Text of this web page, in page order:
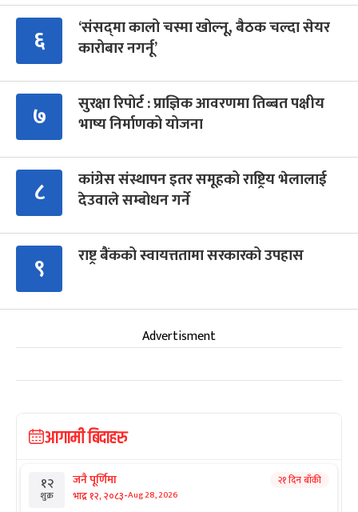
६
‘संसद्‍मा कालो चस्मा खोल्नू, बैठक चल्दा सेयर
कारोबार नगर्नू’
७
सुरक्षा रिपोर्ट : प्राज्ञिक आवरणमा तिब्बत पक्षीय
भाष्य निर्माणको योजना
८
कांग्रेस संस्थापन इतर समूहको राष्ट्रिय भेलालाई
देउवाले सम्बोधन गर्ने
९ राष्ट्र बैंकको स्वायत्ततामा सरकारको उपहास
Advertisment
आगामी बिदाहरु
१२
शुक्र
जनै पूर्णिमा
भाद्र १२, २०८३-Aug 28, 2026
२१ दिन बाँकी